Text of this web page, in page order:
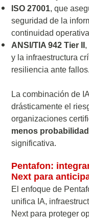
ISO 27001, que
seguridad de la
continuidad
ANSI/TIA 942 Tier II ,
y la infraestructura
resiliencia ante fallos.
La combinación de
drásticamente el
organizaciones
menos
significativa.
Pentafon:
Next para
El enfoque de
unifica IA,
Next para proteger